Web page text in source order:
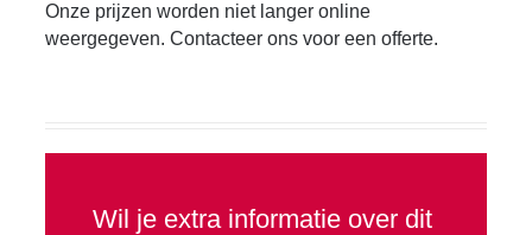
Verhuur
Onze prijzen worden niet langer online
weergegeven. Contacteer ons voor een offerte.
Wil je extra informatie over dit